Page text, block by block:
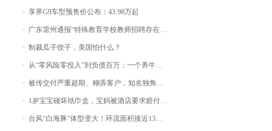
享界G9车型预售价公布：43.98万起
广东雷州通报“特殊教育学校教师招聘存在违规行为”：已启动问责程序 副校长被停职
制裁瓜子饺子，美国怕什么？
从“零风险零投入”到负债百万：一个养牛项目崩盘后，谁该为农户的贷款买单丨红星调查
被传交付严重超期、糊弄客户，知名独角兽车企创始人回应：都没证据，将依法采取措施，“本人长期与美国交管局保持沟通，对方表示肯定”
1岁宝宝碰坏纸巾盒，宝妈被酒店要求赔付924元！三亚一酒店回复：骨瓷定制！网友一查价格，吵翻了
台风“白海豚”体型变大！环流面积接近13个浙江那么大